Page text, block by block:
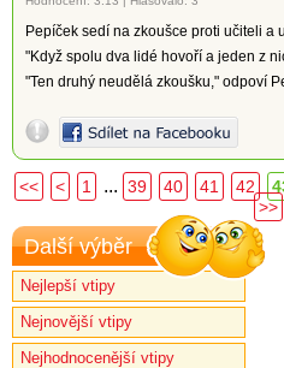
Pepíček sedí na zkoušce proti učiteli a
"Když spolu dva lidé hovoří a jeden z
"Ten druhý neudělá zkoušku," odpoví
<< < 1 ... 39 40 41 42
>>
Další výběr
Nejlepší vtipy
Nejnovější vtipy
Nejhodnocenější vtipy